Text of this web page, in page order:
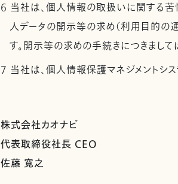
6 当社は、個人情報の取扱いに関する
人データの開示等の求め（利用目的の
す。開示等の求めの手続きにつきまして
7 当社は、個人情報保護マネジメントシ
株式会社カオナビ
代表取締役社長 CEO
佐藤 寛之